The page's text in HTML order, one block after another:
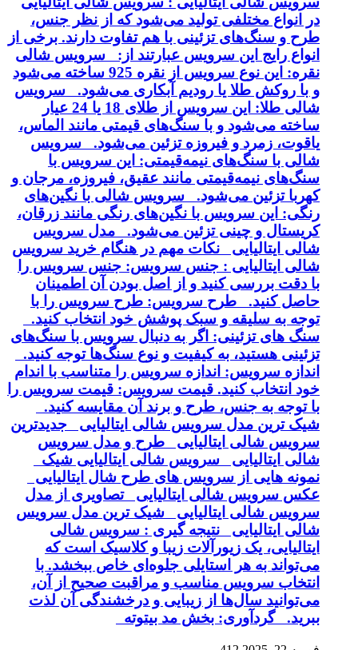
در انواع مختلفی تولید می‌شود که از نظر جنس،
طرح و سنگ‌های تزئینی با هم تفاوت دارند. برخی از
انواع رایج این سرویس عبارتند از: سرویس شالی
نقره: این نوع سرویس از نقره 925 ساخته می‌شود
و با روکش طلا یا رودیم آبکاری می‌شود. سرویس
شالی طلا: این سرویس از طلای 18 یا 24 عیار
ساخته می‌شود و با سنگ‌های قیمتی مانند الماس،
یاقوت، زمرد و فیروزه تزئین می‌شود. سرویس
شالی با سنگ‌های نیمه‌قیمتی: این سرویس با
سنگ‌های نیمه‌قیمتی مانند عقیق، فیروزه، مرجان و
کهربا تزئین می‌شود. سرویس شالی با نگین‌های
رنگی: این سرویس با نگین‌های رنگی مانند زرقان،
کریستال و چینی تزئین می‌شود. مدل سرویس
شالی ایتالیایی نکات مهم در هنگام خرید سرویس
شالی ایتالیایی : جنس سرویس: جنس سرویس را
با دقت بررسی کنید و از اصل بودن آن اطمینان
حاصل کنید. طرح سرویس: طرح سرویس را با
توجه به سلیقه و سبک پوشش خود انتخاب کنید.
سنگ های تزئینی: اگر به دنبال سرویس با سنگ‌های
تزئینی هستید، به کیفیت و نوع سنگ‌ها توجه کنید.
اندازه سرویس: اندازه سرویس را متناسب با اندام
خود انتخاب کنید. قیمت سرویس: قیمت سرویس را
با توجه به جنس، طرح و برند آن مقایسه کنید.
شیک ترین مدل سرویس شالی ایتالیایی جدیدترین
سرویس شالی ایتالیایی طرح و مدل سرویس
شالی ایتالیایی سرویس شالی ایتالیایی شیک
نمونه هایی از سرویس های طرح شال ایتالیایی
عکس سرویس شالی ایتالیایی تصاویری از مدل
سرویس شالی ایتالیایی شیک ترین مدل سرویس
شالی ایتالیایی نتیجه گیری : سرویس شالی
ایتالیایی، یک زیورآلات زیبا و کلاسیک است که
می‌تواند به هر استایلی جلوه‌ای خاص ببخشد. با
انتخاب سرویس مناسب و مراقبت صحیح از آن،
می‌توانید سال‌ها از زیبایی و درخشندگی آن لذت
ببرید. گردآوری: بخش مد بیتوته